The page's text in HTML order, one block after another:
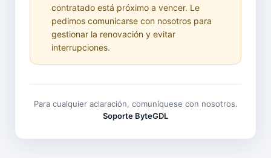
contratado está próximo a vencer. Le
pedimos comunicarse con nosotros para
gestionar la renovación y evitar
interrupciones.
Para cualquier aclaración, comuníquese con nosotros.
Soporte ByteGDL